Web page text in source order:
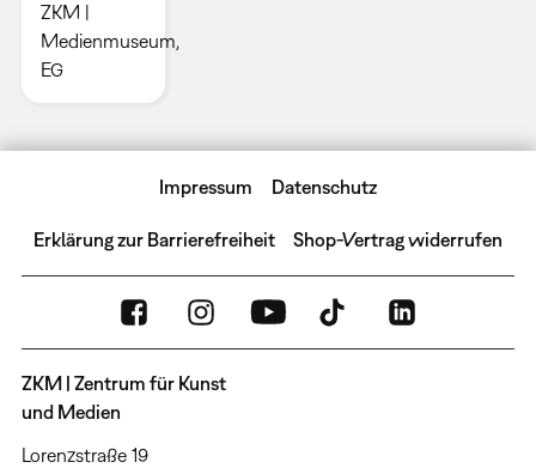
ZKM |
Medienmuseum,
EG
Impressum Datenschutz
Erklärung zur Barrierefreiheit Shop-Vertrag widerrufen
ZKM | Zentrum für Kunst
und Medien
Lorenzstraße 19